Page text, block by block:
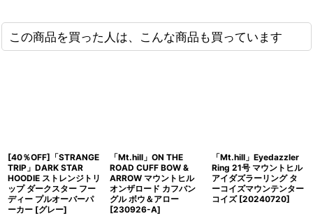
この商品を買った人は、こんな商品も買っています
[40％OFF]「STRANGE
TRIP」DARK STAR
HOODIE ストレンジトリ
ップ ダークスター フー
ディー プルオーバーパ
ーカー [グレー]
「Mt.hill」ON THE
ROAD CUFF BOW &
ARROW マウントヒル
オンザロード カフバン
グル ボウ＆アロー
[230926-A]
「Mt.hill」Eyedazzler
Ring 21号 マウントヒル
アイダズラーリング タ
ーコイズマウンテンター
コイズ [20240720]